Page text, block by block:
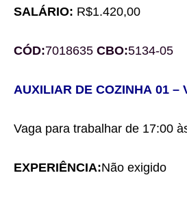
SALÁRIO: R$1.420,00
CÓD:7018635 CBO:5134-05
AUXILIAR DE COZINHA 01 –
Vaga para trabalhar de 17:00
EXPERIÊNCIA:Não exigido